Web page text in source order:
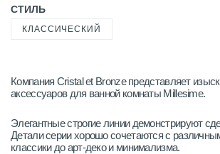
СТИЛЬ
КЛАССИЧЕСКИЙ
Компания Cristal et Bronze представляет
аксессуаров для ванной комнаты Millesime.
Элегантные строгие линии демонстрируют
Детали серии хорошо сочетаются с
классики до арт-деко и минимализма.